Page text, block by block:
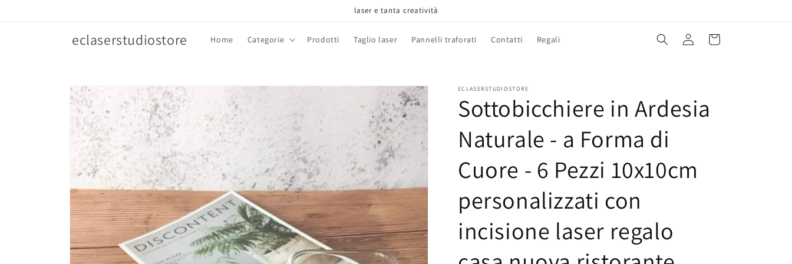
laser e tanta creatività
eclaserstudiostore Home Categorie Prodotti Taglio laser Pannelli traforati Contatti Regali Accedi Carrello
Passa alle
informazioni
sul prodotto
ECLASERSTUDIOSTORE
Sottobicchiere in Ardesia
Naturale - a Forma di
Cuore - 6 Pezzi 10x10cm
personalizzati con
incisione laser regalo